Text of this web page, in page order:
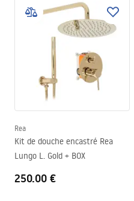
Rea
Kit de douche encastré Rea
Lungo L. Gold + BOX
250.00 €